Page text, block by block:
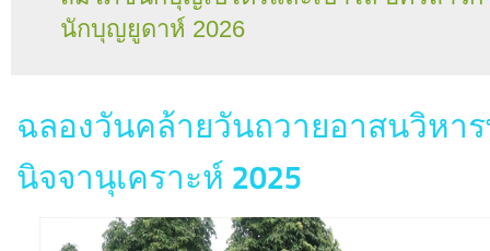
นักบุญยูดาห์ 2026
ฉลองวันคล้ายวันถวายอาสนวิหา
นิจจานุเคราะห์ 2025